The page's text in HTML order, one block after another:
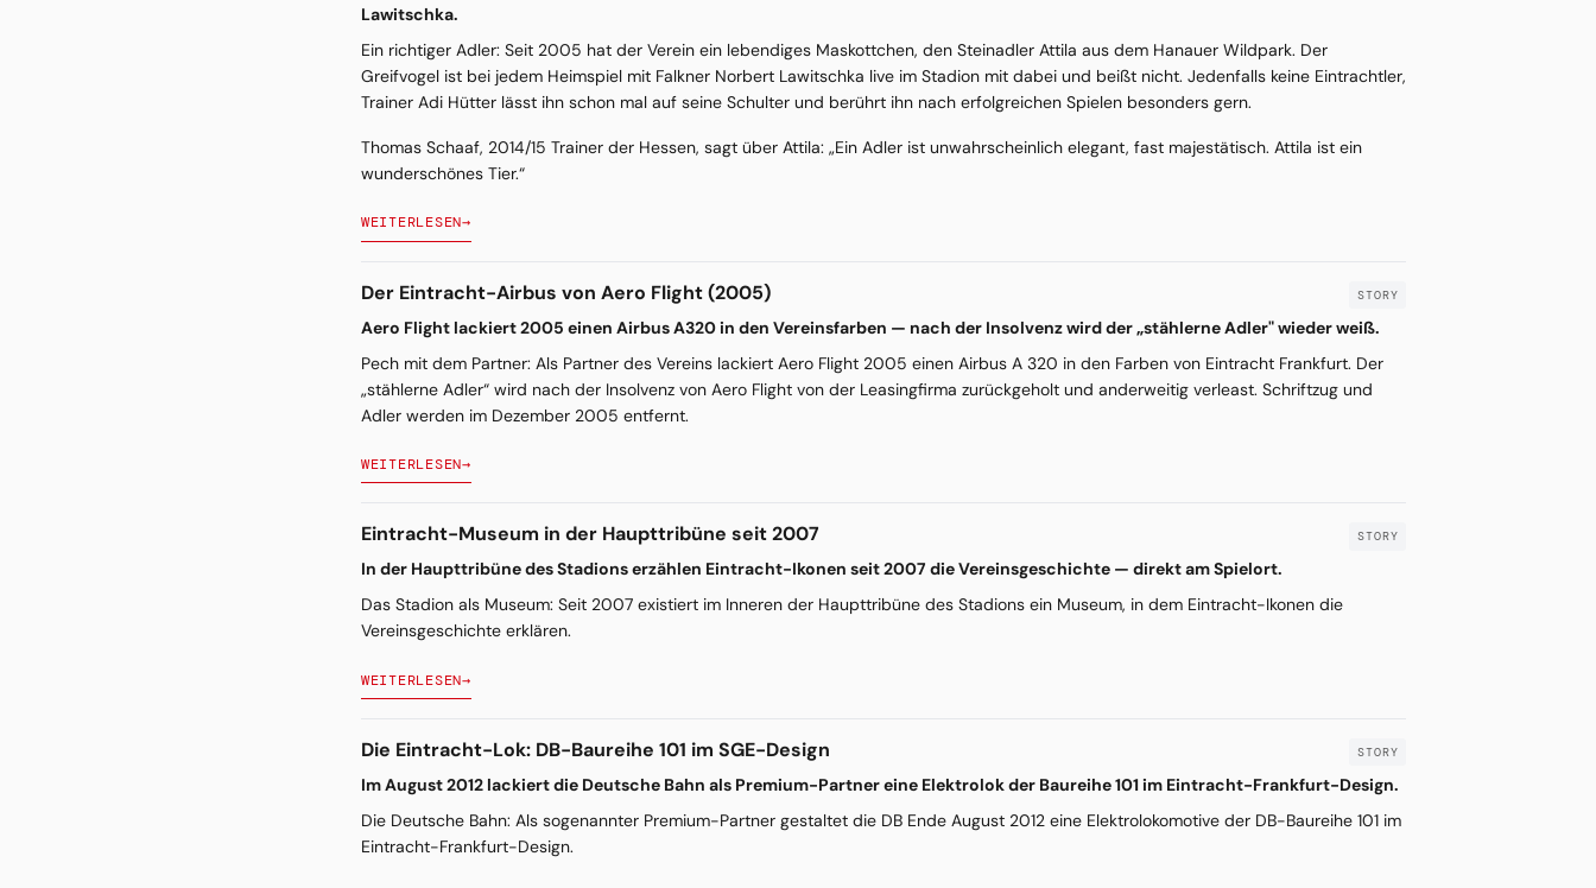
Lawitschka.
Ein richtiger Adler: Seit 2005 hat der Verein ein lebendiges Maskottchen, den Steinadler Attila aus dem Hanauer Wildpark. Der
Greifvogel ist bei jedem Heimspiel mit Falkner Norbert Lawitschka live im Stadion mit dabei und beißt nicht. Jedenfalls keine Eintrachtler,
Trainer Adi Hütter lässt ihn schon mal auf seine Schulter und berührt ihn nach erfolgreichen Spielen besonders gern.
Thomas Schaaf, 2014/15 Trainer der Hessen, sagt über Attila: „Ein Adler ist unwahrscheinlich elegant, fast majestätisch. Attila ist ein
wunderschönes Tier.“
WEITERLESEN→
Der Eintracht-Airbus von Aero Flight (2005)
Aero Flight lackiert 2005 einen Airbus A320 in den Vereinsfarben — nach der Insolvenz wird der „stählerne Adler" wieder weiß.
Pech mit dem Partner: Als Partner des Vereins lackiert Aero Flight 2005 einen Airbus A 320 in den Farben von Eintracht Frankfurt. Der
„stählerne Adler“ wird nach der Insolvenz von Aero Flight von der Leasingfirma zurückgeholt und anderweitig verleast. Schriftzug und
Adler werden im Dezember 2005 entfernt.
WEITERLESEN→
Eintracht-Museum in der Haupttribüne seit 2007
In der Haupttribüne des Stadions erzählen Eintracht-Ikonen seit 2007 die Vereinsgeschichte — direkt am Spielort.
Das Stadion als Museum: Seit 2007 existiert im Inneren der Haupttribüne des Stadions ein Museum, in dem Eintracht-Ikonen die
Vereinsgeschichte erklären.
WEITERLESEN→
Die Eintracht-Lok: DB-Baureihe 101 im SGE-Design
Im August 2012 lackiert die Deutsche Bahn als Premium-Partner eine Elektrolok der Baureihe 101 im Eintracht-Frankfurt-Design.
Die Deutsche Bahn: Als sogenannter Premium-Partner gestaltet die DB Ende August 2012 eine Elektrolokomotive der DB-Baureihe 101 im
Eintracht-Frankfurt-Design.